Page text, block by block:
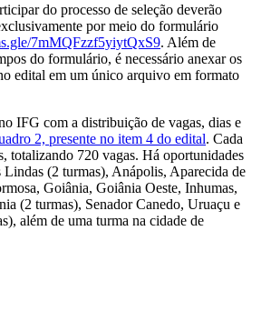
do processo de seleção deverão
por meio do formulário
7mMQFzzf5yiytQxS9. Além de
do formulário, é necessário anexar os
edital em um único arquivo em formato
IFG com a distribuição de vagas, dias e
2, presente no item 4 do edital. Cada
totalizando 720 vagas. Há oportunidades
Lindas (2 turmas), Anápolis, Aparecida de
Goiânia, Goiânia Oeste, Inhumas,
(2 turmas), Senador Canedo, Uruaçu e
além de uma turma na cidade de